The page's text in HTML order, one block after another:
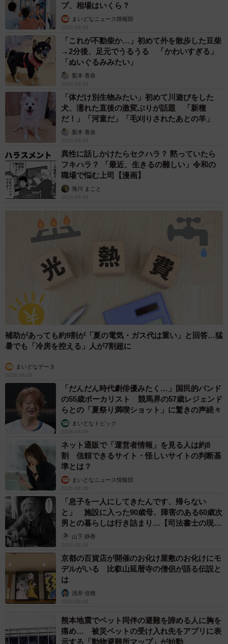
プ、相場はいくら？
まいどなニュース情報部
2026.08.09
「これが不動柴か…」初めて外を散歩した豆柴
→2分後、足元でうるうる 「かわいすぎる」
「ぬいぐるみみたい」
梨木 香奈
2026.08.09
「体だけ別生物みたい」初めて川遊びをした
犬、濡れた直後の激変ぶりが話題 「新種
だ！」「河童だ」「毛刈りされたあとの羊」
梨木 香奈
2026.08.09
異性に話しかけたらセクハラ？ 黙っていたら
フキハラ？ 「最近、生きるの難しい」令和の
職場で悩む上司【漫画】
海川 まこと
2026.08.09
補助があっても約9割が「夏の電気・ガス代は重い」と回答…猛
暑でも「冷房を控える」人が7割超に
まいどなデータ
2026.08.08
「だんだん時代劇俳優みたく…」国民的バンド
の55歳ボーカリスト 競馬界の57歳レジェンド
らとの「夏祭り満喫ショット」に驚きの声続々
まいどなトピック
2026.08.08
ネット通販で「運営者情報」を見る人は約8
割 信頼できるサイト・怪しいサイトの判断基
準とは？
まいどなニュース情報部
2026.08.08
「息子を一人にしてきたんです、帰らない
と」 施設に入った90歳母、障害のある60歳次
男との暮らしは行き詰まり…【司法書士の現場
から】山下 静香
2026.08.08
京都の百貨店が開催のお化け屋敷のお化けにモ
デルがいる 比叡山延暦寺の僧侶が語る伝説と
は
浅井 佳穂
2026.08.08
熊本地震でペット同伴の避難を諦める人に胸を
痛め… 被災ペットの受け入れ先をアプリに表
示する「動物避難所マップ」が始動